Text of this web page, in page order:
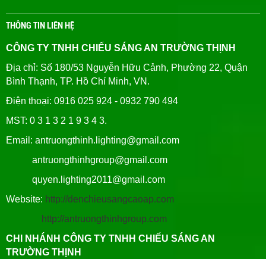
THÔNG TIN LIÊN HỆ
CÔNG TY TNHH CHIẾU SÁNG AN TRƯỜNG THỊNH
Địa chỉ: Số 180/53 Nguyễn Hữu Cảnh, Phường 22, Quận
Bình Thạnh, TP. Hồ Chí Minh, VN.
Điện thoại: 0916 025 924 - 0932 790 494
MST: 0 3 1 3 2 1 9 3 4 3.
Email: antruongthinh.lighting@gmail.com
antruongthinhgroup@gmail.com
quyen.lighting2011@gmail.com
Website: http://denchieusangcaoap.com
http://antruongthinhgroup.com
CHI NHÁNH CÔNG TY TNHH CHIẾU SÁNG AN
TRƯỜNG THỊNH